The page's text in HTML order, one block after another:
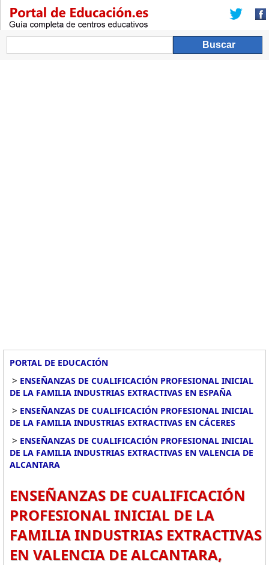
PORTAL DE EDUCACIÓN
> ENSEÑANZAS DE CUALIFICACIÓN PROFESIONAL INICIAL
DE LA FAMILIA INDUSTRIAS EXTRACTIVAS EN ESPAÑA
> ENSEÑANZAS DE CUALIFICACIÓN PROFESIONAL INICIAL
DE LA FAMILIA INDUSTRIAS EXTRACTIVAS EN CÁCERES
> ENSEÑANZAS DE CUALIFICACIÓN PROFESIONAL INICIAL
DE LA FAMILIA INDUSTRIAS EXTRACTIVAS EN VALENCIA DE
ALCANTARA
ENSEÑANZAS DE CUALIFICACIÓN
PROFESIONAL INICIAL DE LA
FAMILIA INDUSTRIAS EXTRACTIVAS
EN VALENCIA DE ALCANTARA,